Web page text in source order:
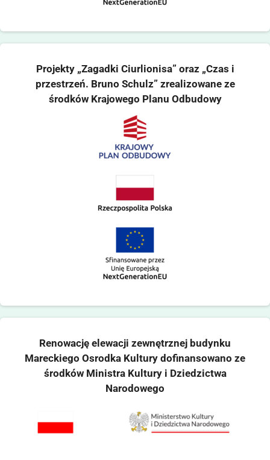
Projekty „Zagadki Ciurlionisa” oraz „Czas i
przestrzeń. Bruno Schulz” zrealizowane ze
środków Krajowego Planu Odbudowy
Renowację elewacji zewnętrznej budynku
Mareckiego Osrodka Kultury dofinansowano ze
środków Ministra Kultury i Dziedzictwa
Narodowego